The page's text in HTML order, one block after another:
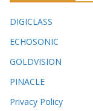
DIGICLASS
ECHOSONIC
GOLDVISION
PINACLE
Privacy Policy